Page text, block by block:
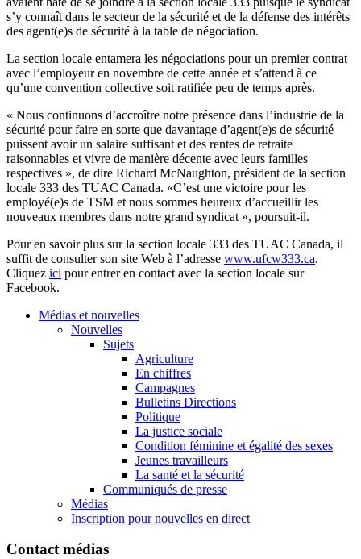
s’y connaît dans le secteurde la sécurité et de la défense des intérêts
des agent(e)s de sécurité à la table de négociation.
La section locale entamera les négociations pour un premiercontrat
avec l’employeuren novembre de cette année et s’attend à ce
qu’une convention collective soit ratifiée peu de temps après.
« Nous continuons d’accroître notre présence dans l’industrie de la
sécurité pour faire en sorte que davantage d’agent(e)s de sécurité
puissent avoirun salaire suffisant et des rentes de retraite
raisonnables et vivre de manière décente avec leurs familles
respectives », de dire Richard McNaughton, président de la section
locale 333 des TUAC Canada. «C’est une victoire pour les
employé(e)s de TSM et nous sommes heureux d’accueillirles
nouveaux membres dans notre grand syndicat », poursuit-il.
Pour en savoir plus surla section locale 333 des TUAC Canada, il
suffit de consulter son site Web à l’adresse www.ufcw333.ca.
Cliquez ici pourentreren contact avec la section locale sur
Facebook.
Médias et nouvelles
Nouvelles
Sujets
Agriculture
En chiffres
Campagnes
Bulletins Directions
Politique
La justice sociale
Condition féminine et égalité des sexes
Jeunes travailleurs
La santé et la sécurité
Communiqués de presse
Médias
Inscription pour nouvelles en direct
Contact médias